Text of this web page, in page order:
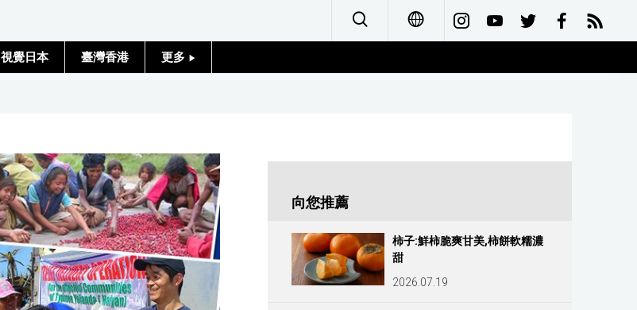
視覺日本 臺灣香港 更多
政治外交
社會
財經
文化
向您推薦
柿子:鮮柿脆爽甘美,柿餅軟糯濃
甜
2026.07.19